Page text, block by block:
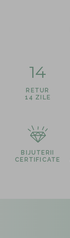
14
RETUR
14 ZILE
BIJUTERII
CERTIFICATE